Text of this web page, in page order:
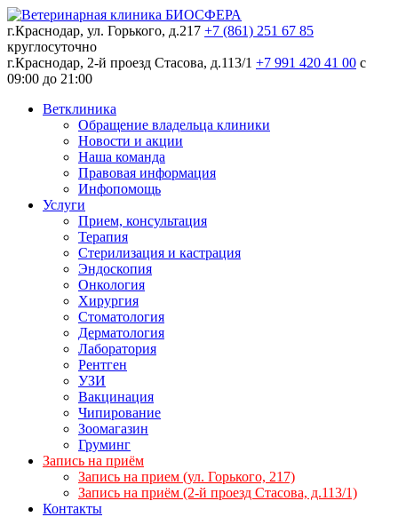
г.Краснодар, ул. Горького, д.217 +7 (861) 251 67 85
круглосуточно
г.Краснодар, 2-й проезд Стасова, д.113/1 +7 991 420 41 00 c
09:00 до 21:00
Ветклиника
Обращение владельца клиники
Новости и акции
Наша команда
Правовая информация
Инфопомощь
Услуги
Прием, консультация
Терапия
Стерилизация и кастрация
Эндоскопия
Онкология
Хирургия
Стоматология
Дерматология
Лаборатория
Рентген
УЗИ
Вакцинация
Чипирование
Зоомагазин
Груминг
Запись на приём
Запись на прием (ул. Горького, 217)
Запись на приём (2-й проезд Стасова, д.113/1)
Контакты